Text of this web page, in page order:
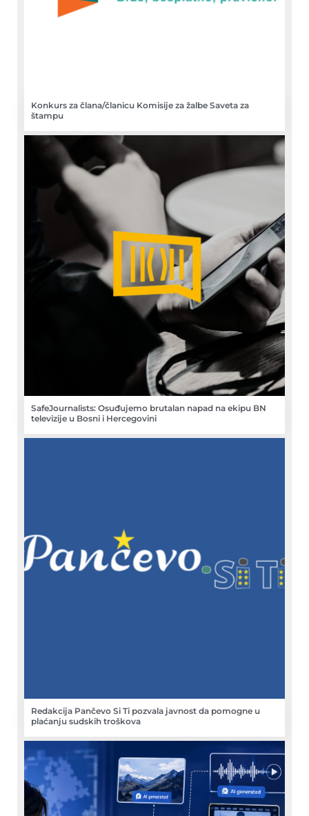
Konkurs za člana/članicu Komisije za žalbe Saveta za
štampu
SafeJournalists: Osuđujemo brutalan napad na ekipu BN
televizije u Bosni i Hercegovini
Redakcija Pančevo Si Ti pozvala javnost da pomogne u
plaćanju sudskih troškova